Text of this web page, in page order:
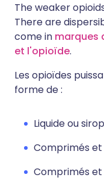
The weaker
There are
come in marques
et l'opioïde.
Les opioïdes
forme de :
Liquide ou
Comprimés
Comprimés